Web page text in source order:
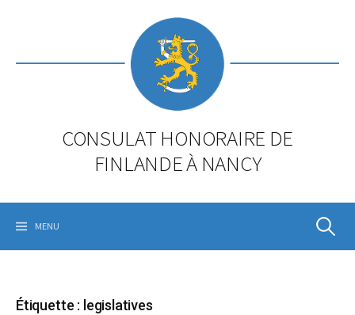
CONSULAT HONORAIRE DE
FINLANDE À NANCY
MENU
Étiquette : legislatives